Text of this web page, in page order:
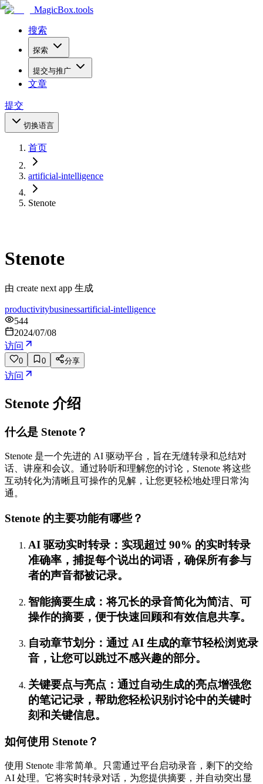
MagicBox.tools
搜索
探索
提交与推广
文章
提交
切换语言
首页
artificial-intelligence
Stenote
Stenote
由 create next app 生成
productivitybusinessartificial-intelligence
544
2024/07/08
访问
0 0 分享
访问
Stenote 介绍
什么是 Stenote？
Stenote 是一个先进的 AI 驱动平台，旨在无缝转录和总结对
话、讲座和会议。通过聆听和理解您的讨论，Stenote 将这些
互动转化为清晰且可操作的见解，让您更轻松地处理日常沟
通。
Stenote 的主要功能有哪些？
AI 驱动实时转录：实现超过 90% 的实时转录
准确率，捕捉每个说出的词语，确保所有参与
者的声音都被记录。
智能摘要生成：将冗长的录音简化为简洁、可
操作的摘要，便于快速回顾和有效信息共享。
自动章节划分：通过 AI 生成的章节轻松浏览录
音，让您可以跳过不感兴趣的部分。
关键要点与亮点：通过自动生成的亮点增强您
的笔记记录，帮助您轻松识别讨论中的关键时
刻和关键信息。
如何使用 Stenote？
使用 Stenote 非常简单。只需通过平台启动录音，剩下的交给
AI 处理。它将实时转录对话，为您提供摘要，并自动突出显